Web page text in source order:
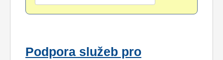
Podpora služeb pro